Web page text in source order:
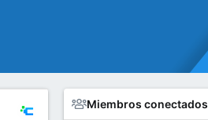
Miembros conectados